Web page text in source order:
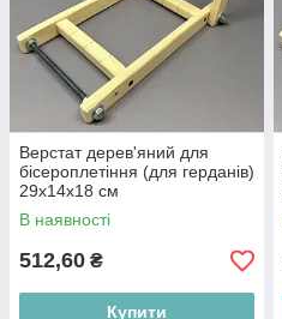
Верстат дерев'яний для
бісероплетіння (для герданів)
29х14х18 см
В наявності
512,60 ₴
Купити